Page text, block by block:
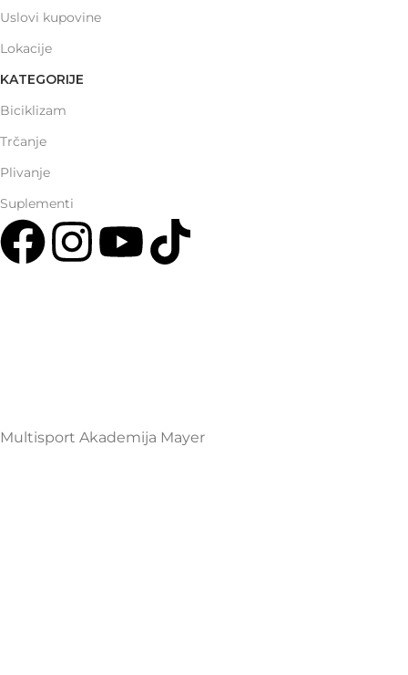
Uslovi kupovine
Lokacije
KATEGORIJE
Biciklizam
Trčanje
Plivanje
Suplementi
Multisport Akademija Mayer